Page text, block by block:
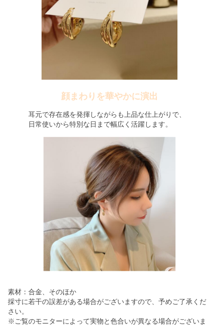
顔まわりを華やかに演出
耳元で存在感を発揮しながらも上品な仕上がりで、
日常使いから特別な日まで幅広く活躍します。
素材：合金、そのほか
採寸に若干の誤差がある場合がございますので、予めご了承くだ
さい。
※ご覧のモニターによって実物と色合いが異なる場合がございま